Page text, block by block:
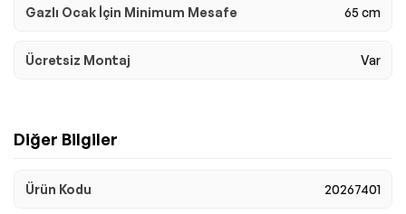
Gazlı Ocak İçin Minimum Mesafe 65 cm
Ücretsiz Montaj Var
Diğer Bilgiler
Ürün Kodu 20267401